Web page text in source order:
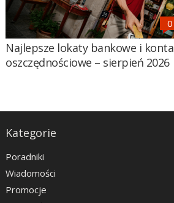
Najlepsze lokaty bankowe i konta
oszczędnościowe – sierpień 2026
Kategorie
Poradniki
Wiadomości
Promocje